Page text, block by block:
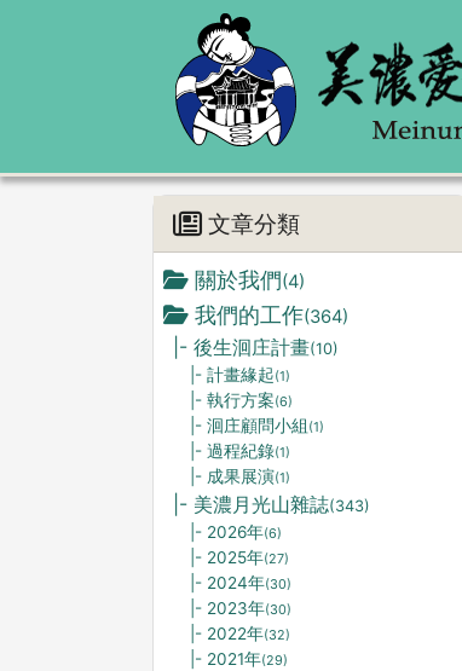
文章分類
關於我們(4)
我們的工作(364)
|- 後生洄庄計畫(10)
|- 計畫緣起(1)
|- 執行方案(6)
|- 洄庄顧問小組 (1)
|- 過程紀錄(1)
|- 成果展演(1)
|- 美濃月光山雜誌(343)
|- 2026年(6)
|- 2025年(27)
|- 2024年(30)
|- 2023年(30)
|- 2022年(32)
|- 2021年(29)